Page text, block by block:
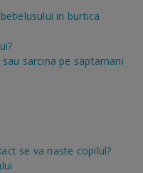
in burtica
sarcina pe saptamani
se va naste copilul?